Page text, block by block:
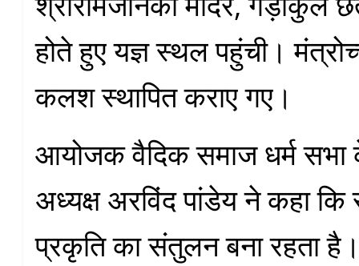
होते हुए यज्ञ स्थल पहुंची।
कलश स्थापित कराए गए।
आयोजक वैदिक समाज धर्म सभा
अध्यक्ष अरविंद पांडेय ने कहा कि
प्रकृति का संतुलन बना रहता